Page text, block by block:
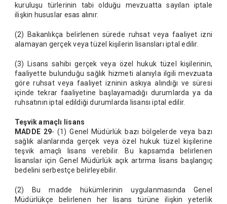
kuruluşu türlerinin tabi olduğu mevzuatta sayılan iptale
ilişkin hususlar esas alınır.
(2) Bakanlıkça belirlenen sürede ruhsat veya faaliyet izni
alamayan gerçek veya tüzel kişilerin lisansları iptal edilir.
(3) Lisans sahibi gerçek veya özel hukuk tüzel kişilerinin,
faaliyette bulunduğu sağlık hizmeti alanıyla ilgili mevzuata
göre ruhsat veya faaliyet izninin askıya alındığı ve süresi
içinde tekrar faaliyetine başlayamadığı durumlarda ya da
ruhsatının iptal edildiği durumlarda lisansı iptal edilir.
Teşvik amaçlı lisans
MADDE 29- (1) Genel Müdürlük bazı bölgelerde veya bazı
sağlık alanlarında gerçek veya özel hukuk tüzel kişilerine
teşvik amaçlı lisans verebilir. Bu kapsamda belirlenen
lisanslar için Genel Müdürlük açık artırma lisans başlangıç
bedelini serbestçe belirleyebilir.
(2) Bu madde hükümlerinin uygulanmasında Genel
Müdürlükçe belirlenen her lisans türüne ilişkin yeterlik